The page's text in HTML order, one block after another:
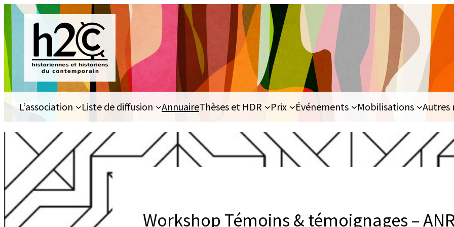
Aller
au
contenu
L’association Liste de diffusion AnnuaireThèses et HDR Prix Événements Mobilisations Autres
Workshop Témoins & témoignages –